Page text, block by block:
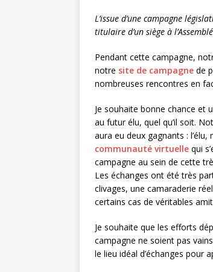
L’issue d’une campagne
titulaire d’un siège à
Pendant cette campagne,
notre site de campagne de
nombreuses rencontres en
Je souhaite bonne chance et
au futur élu, quel qu’il soit.
aura eu deux gagnants :
communauté virtuelle qui
campagne au sein de cette
Les échanges ont été très
clivages, une camaraderie
certains cas de véritables
Je souhaite que les efforts
campagne ne soient pas
le lieu idéal d’échanges pour